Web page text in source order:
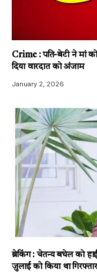
Crime : पति-बेटी ने मां
दिया वारदात को अंजाम
January 2, 2026
ब्रेकिंग : चेतन्य बघेल को
जुलाई को किया था गिरफ्तार